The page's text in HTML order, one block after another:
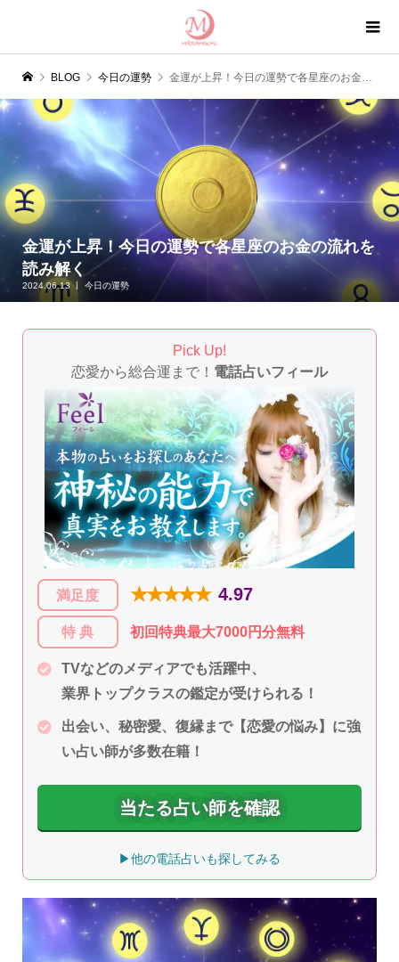
BLOG 今日の運勢 金運が上昇！今日の運勢で各星座のお金の流れを読み解く
金運が上昇！今日の運勢で各星座のお金の流れを
読み解く
2024.06.13 今日の運勢
Pick Up!
恋愛から総合運まで！ 電話占いフィール
満足度 ★★★★★ 4.97
特 典 初回特典最大7000円分無料
TVなどのメディアでも活躍中、
業界トップクラスの鑑定が受けられる！
出会い、秘密愛、復縁まで【恋愛の悩み】に強
い占い師が多数在籍！
当たる占い師を確認
▶他の電話占いも探してみる